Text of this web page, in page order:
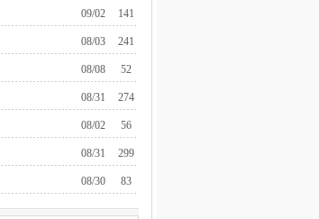
09/02 141
08/03 241
08/08 52
08/31 274
08/02 56
08/31 299
08/30 83